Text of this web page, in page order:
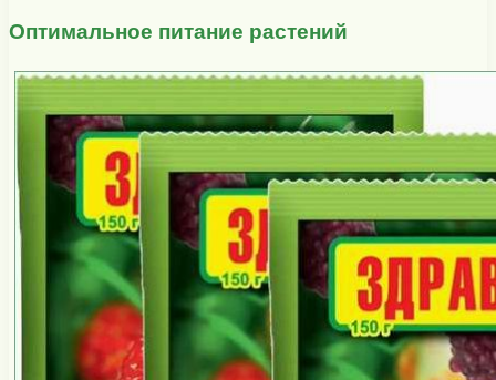
Оптимальное питание растений